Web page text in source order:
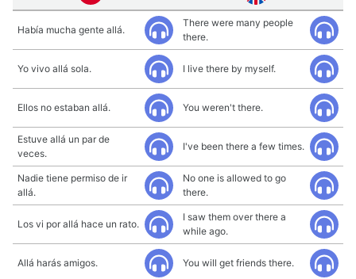
Había mucha gente allá.
There were many people
there.
Yo vivo allá sola. I live there by myself.
Ellos no estaban allá. You weren't there.
Estuve allá un par de
veces.
I've been there a few times.
Nadie tiene permiso de ir
allá.
No one is allowed to go
there.
Los vi por allá hace un rato.
I saw them over there a
while ago.
Allá harás amigos. You will get friends there.